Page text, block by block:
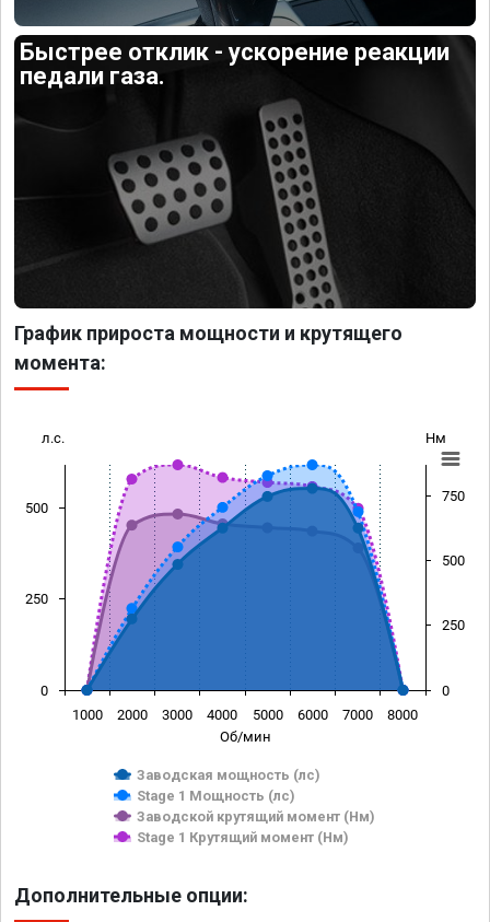
Быстрее отклик - ускорение реакции
педали газа.
График прироста мощности и крутящего
момента:
Об/мин
л.с. Нм
Заводская мощность (лс)
Stage 1 Мощность (лс)
Заводской крутящий момент (Нм)
Stage 1 Крутящий момент (Нм)
1000 2000 3000 4000 5000 6000 7000 8000
0
250
500
0
250
500
750
Дополнительные опции: